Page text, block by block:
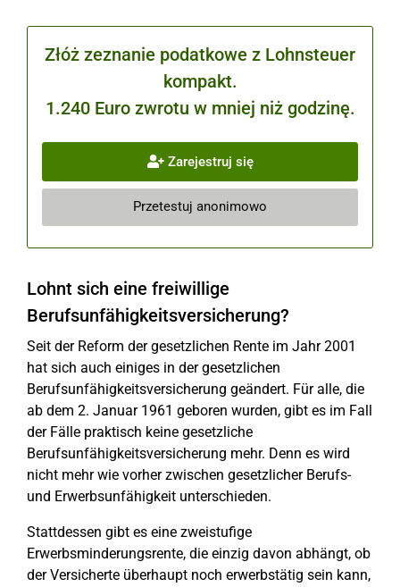
Złóż zeznanie podatkowe z Lohnsteuer
kompakt.
1.240 Euro zwrotu w mniej niż godzinę.
Zarejestruj się
Przetestuj anonimowo
Lohnt sich eine freiwillige
Berufsunfähigkeitsversicherung?
Seit der Reform der gesetzlichen Rente im Jahr 2001
hat sich auch einiges in der gesetzlichen
Berufsunfähigkeitsversicherung geändert. Für alle, die
ab dem 2. Januar 1961 geboren wurden, gibt es im Fall
der Fälle praktisch keine gesetzliche
Berufsunfähigkeitsversicherung mehr. Denn es wird
nicht mehr wie vorher zwischen gesetzlicher Berufs-
und Erwerbsunfähigkeit unterschieden.
Stattdessen gibt es eine zweistufige
Erwerbsminderungsrente, die einzig davon abhängt, ob
der Versicherte überhaupt noch erwerbstätig sein kann,